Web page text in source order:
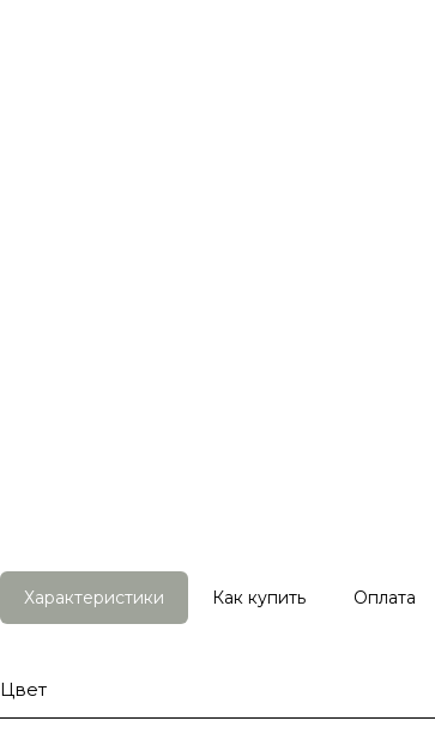
Характеристики Как купить Оплата
Цвет